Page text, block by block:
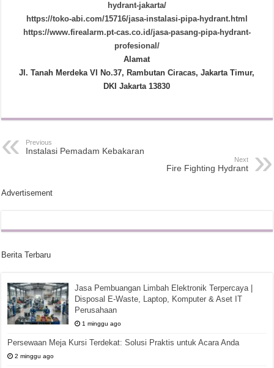
hydrant-jakarta/
https://toko-abi.com/15716/jasa-instalasi-pipa-hydrant.html
https://www.firealarm.pt-cas.co.id/jasa-pasang-pipa-hydrant-
profesional/
Alamat
Jl. Tanah Merdeka VI No.37, Rambutan Ciracas, Jakarta Timur,
DKI Jakarta 13830
Previous
Instalasi Pemadam Kebakaran
Next
Fire Fighting Hydrant
Advertisement
Berita Terbaru
Jasa Pembuangan Limbah Elektronik Terpercaya |
Disposal E-Waste, Laptop, Komputer & Aset IT
Perusahaan
1 minggu ago
Persewaan Meja Kursi Terdekat: Solusi Praktis untuk Acara Anda
2 minggu ago